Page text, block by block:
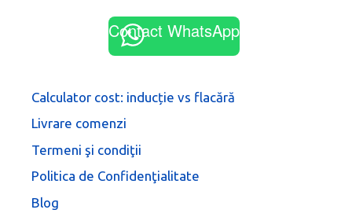
Contact WhatsApp
Calculator cost: inducție vs flacără
Livrare comenzi
Termeni şi condiţii
Politica de Confidenţialitate
Blog